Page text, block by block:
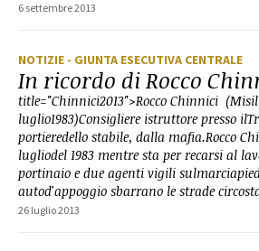
6 settembre 2013
NOTIZIE - GIUNTA ESECUTIVA CENTRALE
In ricordo di Rocco
title="Chinnici2013">Rocco Chinnici
luglio1983)Consigliere istruttore presso
portieredello stabile, dalla mafia.Rocco
lugliodel 1983 mentre sta per recarsi al
portinaio e due agenti vigili
autod'appoggio sbarrano le strade
26 luglio 2013